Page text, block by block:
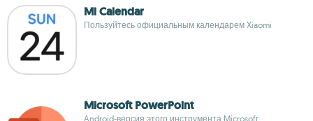
Mi Calendar
Пользуйтесь официальным календарем Xiaomi
Microsoft PowerPoint
Android-версия этого инструмента Microsoft